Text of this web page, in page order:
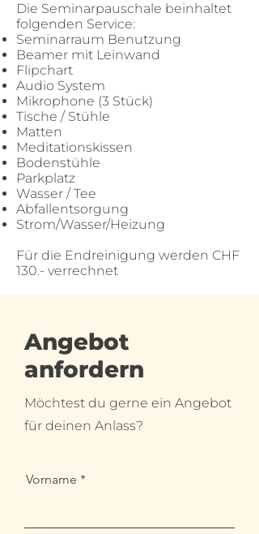
Die Seminarpauschale beinhaltet
folgenden Service:
Seminarraum Benutzung
Beamer mit Leinwand
Flipchart
Audio System
Mikrophone (3 Stück)
Tische / Stühle
Matten
Meditationskissen
Bodenstühle
Parkplatz
Wasser / Tee
Abfallentsorgung
Strom/Wasser/Heizung
Für die Endreinigung werden CHF
130.- verrechnet
Angebot
anfordern
Möchtest du gerne ein Angebot
für deinen Anlass?
Vorname